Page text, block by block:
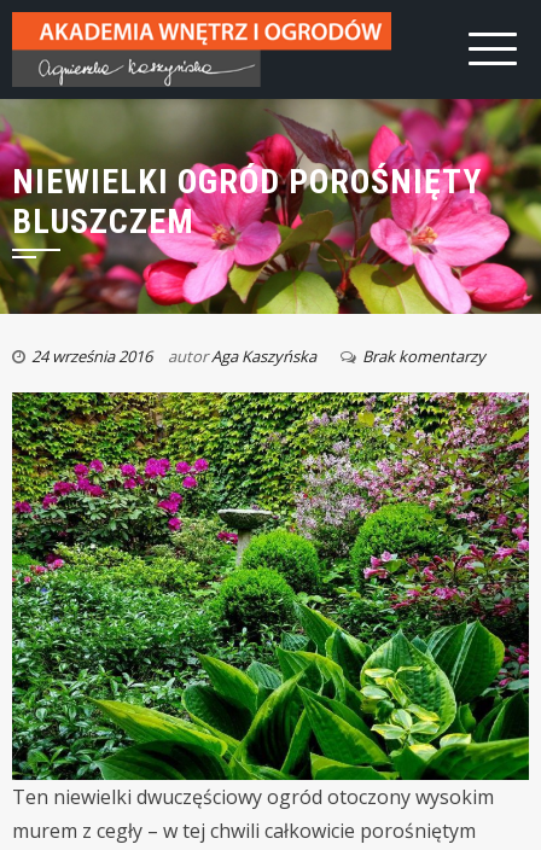
NIEWIELKI OGRÓD POROŚNIĘTY
BLUSZCZEM
24 września 2016 autorAga Kaszyńska Brak komentarzy
Ten niewielki dwuczęściowy ogród otoczony wysokim
murem z cegły – w tej chwili całkowicie porośniętym